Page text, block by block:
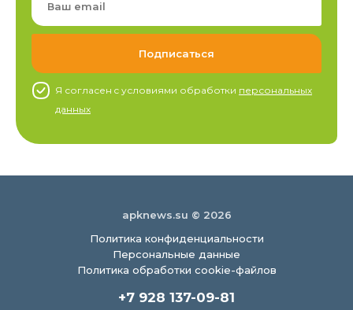
Я согласен c условиями обработки персональных
данных
apknews.su © 2026
Политика конфиденциальности
Персональные данные
Политика обработки cookie-файлов
+7 928 137-09-81